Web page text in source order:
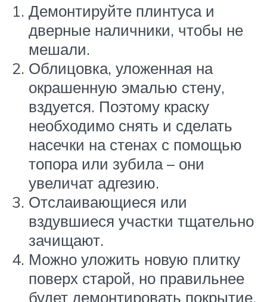
Демонтируйте плинтуса и
дверные наличники, чтобы не
мешали.
Облицовка, уложенная на
окрашенную эмалью стену,
вздуется. Поэтому краску
необходимо снять и сделать
насечки на стенах с помощью
топора или зубила – они
увеличат адгезию.
Отслаивающиеся или
вздувшиеся участки тщательно
зачищают.
Можно уложить новую плитку
поверх старой, но правильнее
будет демонтировать покрытие.